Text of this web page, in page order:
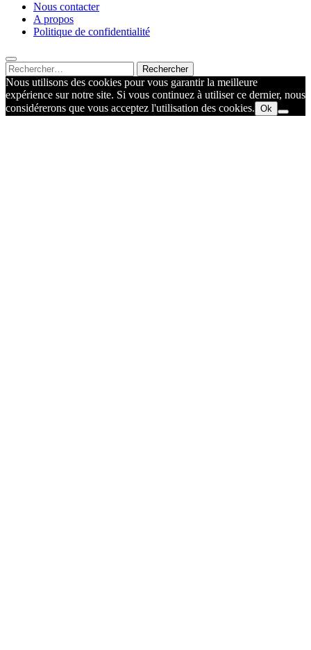
Nous contacter
A propos
Politique de confidentialité
Rechercher :
Nous utilisons des cookies pour vous garantir la meilleure
expérience sur notre site. Si vous continuez à utiliser ce dernier, nous
considérerons que vous acceptez l'utilisation des cookies. Ok